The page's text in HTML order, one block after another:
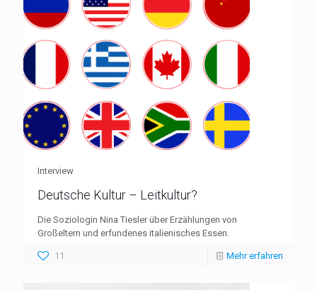
Interview
Deutsche Kultur – Leitkultur?
Die Soziologin Nina Tiesler über Erzählungen von
Großeltern und erfundenes italienisches Essen.
11 Mehr erfahren